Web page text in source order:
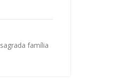
sagrada família